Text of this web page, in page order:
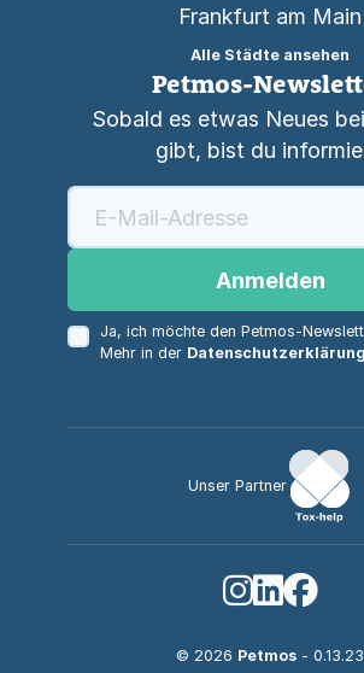
Frankfurt am Main
Alle Städte ansehen
Petmos-
Sobald es etwas Neues
gibt, bist du
Anmelden
Ja, ich möchte den Petmos-
Mehr in der Datenschutzerklärung
Unser Partner
© 2026 Petmos - 0.13.23